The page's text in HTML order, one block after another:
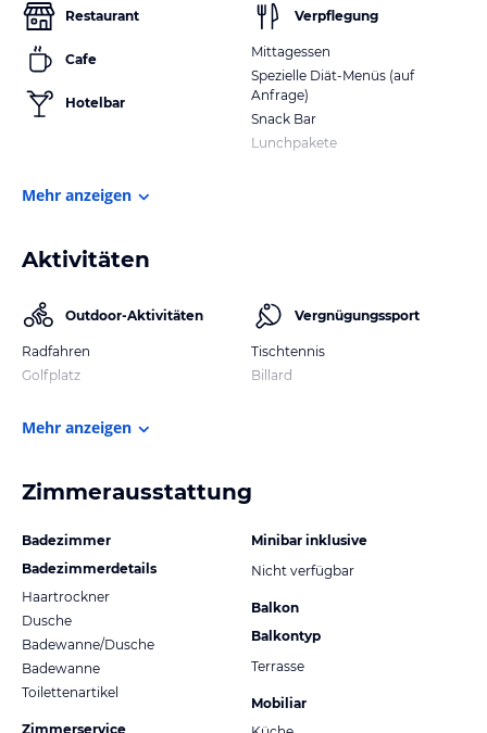
Restaurant
Cafe
Hotelbar
Verpflegung
Mittagessen
Spezielle Diät-Menüs (auf
Anfrage)
Snack Bar
Lunchpakete
Mehr anzeigen
Aktivitäten
Outdoor-Aktivitäten
Radfahren
Golfplatz
Vergnügungssport
Tischtennis
Billard
Mehr anzeigen
Zimmerausstattung
Badezimmer
Badezimmerdetails
Haartrockner
Dusche
Badewanne/Dusche
Badewanne
Toilettenartikel
Zimmerservice
Minibar inklusive
Nicht verfügbar
Balkon
Balkontyp
Terrasse
Mobiliar